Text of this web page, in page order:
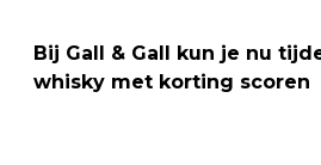
Bij Gall & Gall kun je nu
whisky met korting scoren